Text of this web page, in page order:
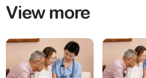
View more